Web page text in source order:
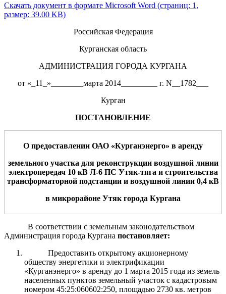
Скачать документ в формате Microsoft Word (страниц: 1,
размер: 39.00 KB)
Российская Федерация
Курганская область
АДМИНИСТРАЦИЯ ГОРОДА КУРГАНА
от «_11_»________марта 2014_________ г. N__1782___
Курган
ПОСТАНОВЛЕНИЕ
О предоставлении ОАО «Курганэнерго» в аренду
земельного участка для реконструкции воздушнойлинии
электропередач 10кВ Л-6 ПС Утяк-тяга и строительства
трансформаторной подстанции и воздушной линии 0,4 кВ
в микрорайоне Утяк города Кургана
В соответствии с земельным законодательством
Администрация города Кургана постановляет:
Предоставить открытому акционерному
обществу энергетики и электрификации
«Курганэнерго» в аренду до 1 марта 2015 года из земель
населенных пунктов земельный участок с кадастровым
номером 45:25:060602:250, площадью 2730 кв. метров